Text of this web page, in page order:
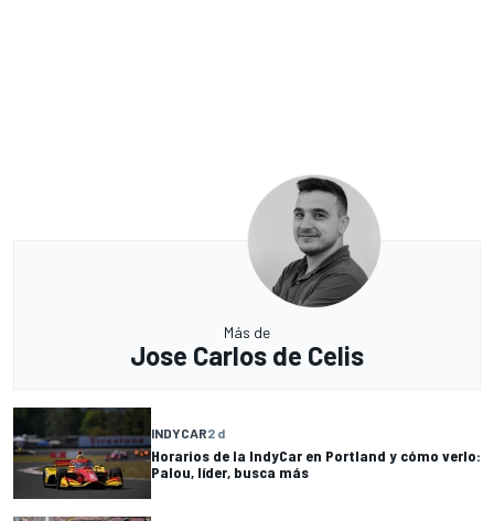
Más de
Jose Carlos de Celis
INDYCAR2 d
Horarios de la IndyCar en Portland y cómo verlo:
Palou, líder, busca más